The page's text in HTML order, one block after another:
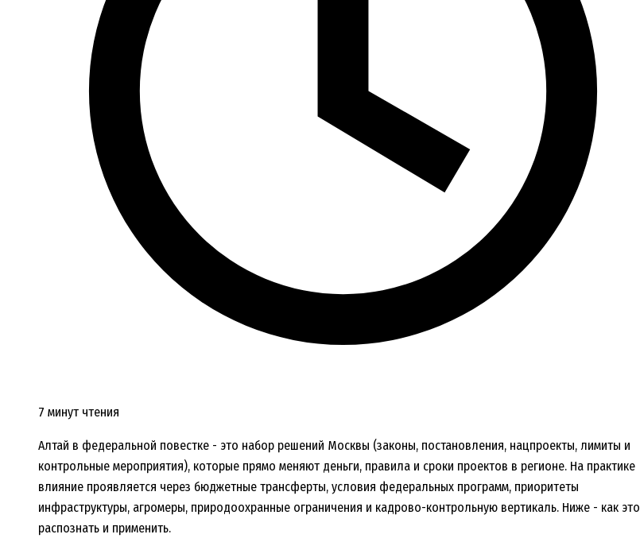
7 минут чтения
Алтай в федеральной повестке - это набор решений Москвы (законы, постановления, нацпроекты, лимиты и
контрольные мероприятия), которые прямо меняют деньги, правила и сроки проектов в регионе. На практике
влияние проявляется через бюджетные трансферты, условия федеральных программ, приоритеты
инфраструктуры, агромеры, природоохранные ограничения и кадрово-контрольную вертикаль. Ниже - как это
распознать и применить.